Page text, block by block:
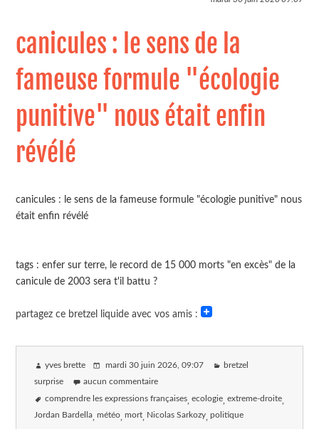
canicules : le sens de la
fameuse formule "écologie
punitive" nous était enfin
révélé
canicules : le sens de la fameuse formule "écologie punitive" nous
était enfin révélé
tags : enfer sur terre, le record de 15 000 morts "en excès" de la
canicule de 2003 sera t'il battu ?
partagez ce bretzel liquide avec vos amis :
yves brette mardi 30 juin 2026 , 09:07 bretzel
surprise aucun commentaire
comprendre les expressions françaises ecologie extreme-droite
Jordan Bardella météo mort Nicolas Sarkozy politique